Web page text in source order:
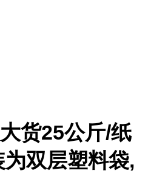
货25公斤/纸
双层塑料袋,